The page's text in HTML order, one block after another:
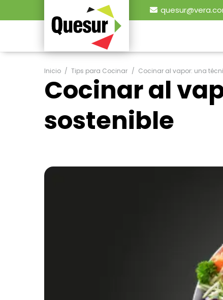
Inicio / Tips para Cocinar / Cocinar al vapor: una
Cocinar al
sostenible